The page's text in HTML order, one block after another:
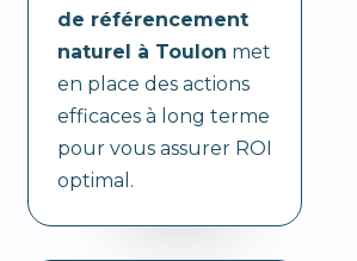
de référencement
naturel à Toulon met
en place des actions
efficaces à long terme
pour vous assurer ROI
optimal.